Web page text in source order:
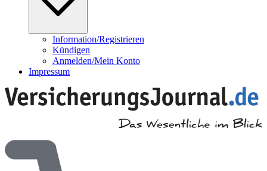
Information/Registrieren
Kündigen
Anmelden/Mein Konto
Impressum